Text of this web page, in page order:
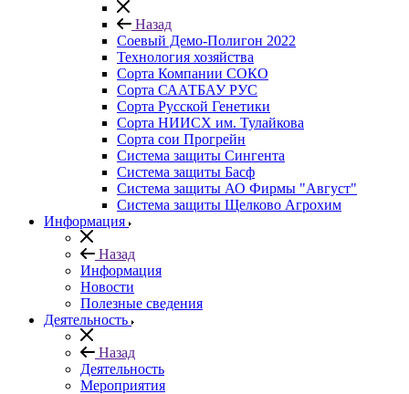
Назад
Соевый Демо-Полигон 2022
Технология хозяйства
Сорта Компании СОКО
Сорта СААТБАУ РУС
Сорта Русской Генетики
Сорта НИИСХ им. Тулайкова
Сорта сои Прогрейн
Система защиты Сингента
Система защиты Басф
Система защиты АО Фирмы "Август"
Система защиты Щелково Агрохим
Информация
Назад
Информация
Новости
Полезные сведения
Деятельность
Назад
Деятельность
Мероприятия